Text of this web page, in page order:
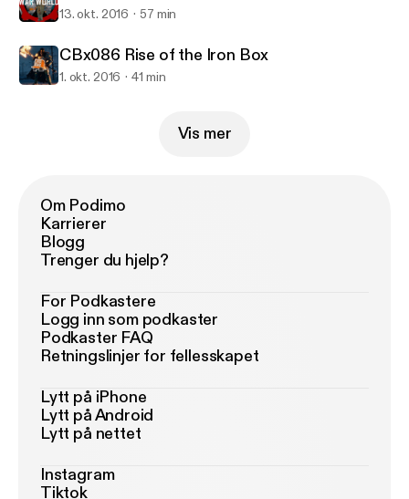
13. okt. 2016 57 min
CBx086 Rise of the Iron Box
1. okt. 2016 41 min
Vis mer
Om Podimo
Karrierer
Blogg
Trenger du hjelp?
For Podkastere
Logg inn som podkaster
Podkaster FAQ
Retningslinjer for fellesskapet
Lytt på iPhone
Lytt på Android
Lytt på nettet
Instagram
Tiktok